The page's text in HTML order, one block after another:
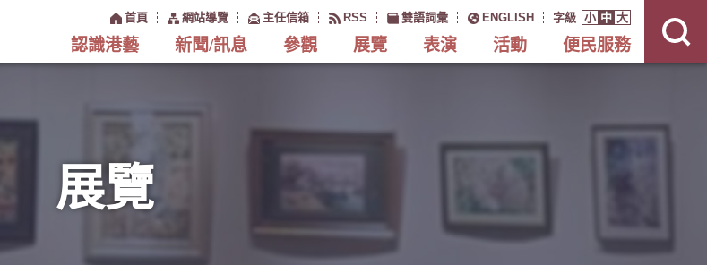
首頁 網站導覽 主任信箱 RSS 雙語詞彙 ENGLISH 字級 小 中 大
認識港藝 新聞/訊息 參觀 展覽 表演 活動 便民服務
網
站
搜
展覽